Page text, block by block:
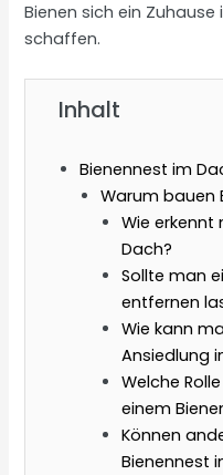
Bienen sich ein
schaffen.
Inhalt
Bienennest im
Warum bauen
Wie erkennt
Dach?
Sollte man
entfernen
Wie kann
Ansiedlung
Welche
einem
Können
Bienennest